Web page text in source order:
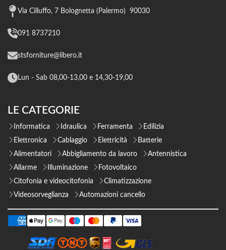
Via Cilluffo, 7 Bolognetta (Palermo) 90030
091 8737210
stsforniture@libero.it
Lun - Sab 08,00-13,00 e 14,30-19,00
LE CATEGORIE
Informatica Idraulica Ferramenta
Edilizia
Elettronica
Cablaggio Elettricità
Batterie
Alimentatori
Abbigliamento da lavoro
Antennistica
Allarme
Illuminazione
Fotovoltaico
Citofonia e videocitofonia
Climatizzazione
Videosorveglianza
Automazioni cancello